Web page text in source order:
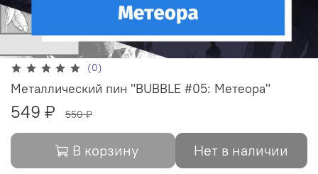
(0)
Металлический пин "BUBBLE #05: Метеора"
549 ₽ 550 ₽
В корзину Нет в наличии